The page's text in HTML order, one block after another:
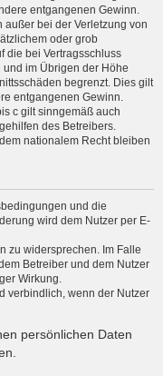
entgangenen Gewinn.
außer bei der Verletzung von
oder grob
die bei Vertragsschluss
im Übrigen der Höhe
begrenzt. Dies gilt
entgangenen Gewinn.
c gilt sinngemäß auch
des Betreibers.
nationalem Recht bleiben
und die
wird dem Nutzer per E-
zu widersprechen. Im Falle
Betreiber und dem Nutzer
Wirkung.
verbindlich, wenn der Nutzer
persönlichen Daten